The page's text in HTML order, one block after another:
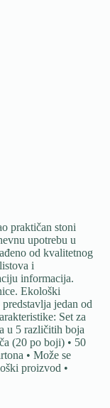
praktičan stoni
upotrebu u
od kvalitetnog
i
informacija.
Ekološki
jedan od
Set za
u 5 različitih boja
(20 po boji) • 50
• Može se
proizvod •